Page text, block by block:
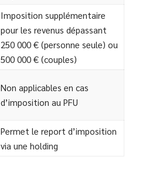
Imposition supplémentaire
pour les revenus dépassant
250 000 € (personne seule) ou
500 000 € (couples)
Non applicables en cas
d’imposition au PFU
Permet le report d’imposition
via une holding